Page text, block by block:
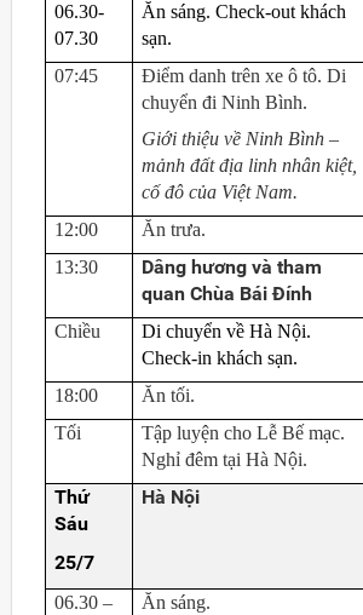
06.30-
07.30
Ăn sáng. Check-out khách
sạn.
07:45
Điểm danh trên xe ô tô. Di
chuyển đi Ninh Bình.
Giới thiệu về Ninh Bình –
mảnh đất địa linh nhân kiệt,
cố đô của Việt Nam.
12:00
Ăn trưa.
13:30
Dâng hương và tham
quan Chùa Bái Đính
Chiều
Di chuyển về Hà Nội.
Check-in khách sạn.
18:00
Ăn tối.
Tối
Tập luyện cho Lễ Bế mạc.
Nghỉ đêm tại Hà Nội.
Thứ
Sáu
25/7
Hà Nội
06.30 –
Ăn sáng.